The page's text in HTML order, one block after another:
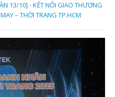
13/10] - KẾT NỐI GIAO THƯƠNG
– THỜI TRANG TP.HCM